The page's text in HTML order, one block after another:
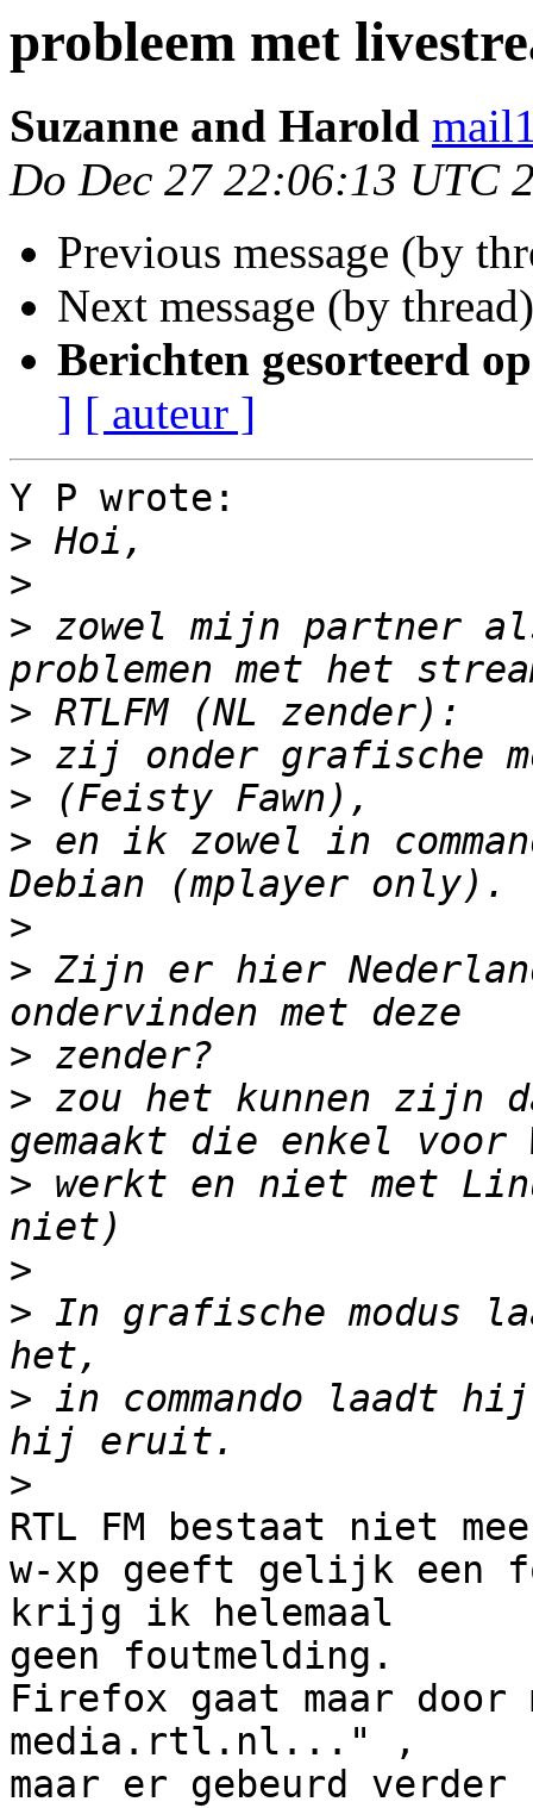
probleem met
Suzanne and Harold
Do Dec 27 22:06:13 UTC
Previous message (by
Next message (by
Berichten gesorteerd
] [ auteur ]
Y P wrote:
>
>
> zowel mijn partner
>
>
>
> en ik zowel in
>
> Zijn er hier
>
> zou het kunnen zijn
> werkt en niet met
>
> In grafische modus
> in commando laadt
>
RTL FM bestaat niet
w-xp geeft gelijk een
krijg ik helemaal
geen foutmelding.
Firefox gaat maar
media.rtl.nl..." ,
maar er gebeurd